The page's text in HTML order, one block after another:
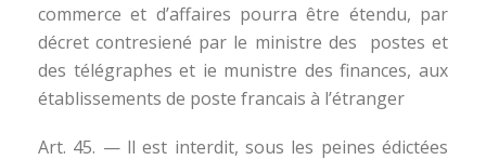
commerce et d’affaires pourra être étendu, par
décret contresiené par le ministre des postes et
des télégraphes et ie munistre des finances, aux
établissements de poste francais à l’étranger
Art. 45. — ll est interdit, sous les peines édictées